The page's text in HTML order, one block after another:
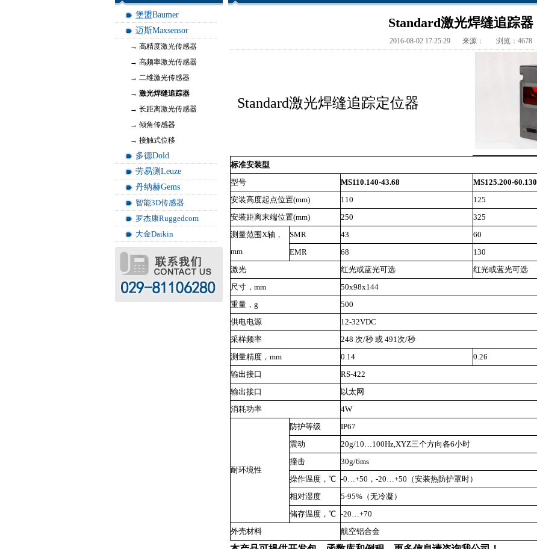
堡盟Baumer
迈斯Maxsensor
→ 高精度激光传感器
→ 高频率激光传感器
→ 二维激光传感器
→ 激光焊缝追踪器
→ 长距离激光传感器
→ 倾角传感器
→ 接触式位移
多德Dold
劳易测Leuze
丹纳赫Gems
智能3D传感器
罗杰康Ruggedcom
大金Daikin
Standard激光焊缝追踪器
2016-08-02 17:25:29 来源： 浏览：4678
Standard激光焊缝追踪定位器
标准安装型
型号
MS110.140-43.68
MS125.200-60.130
安装高度起点位置(mm)
110
125
安装距离末端位置(mm)
250
325
测量范围X轴，
mm
SMR 43
60
EMR
68
130
激光
红光或蓝光可选
红光或蓝光可选
尺寸，mm
50x98x144
重量，g
500
供电电源
12-32VDC
采样频率
248 次/秒 或 491次/秒
测量精度，mm
0.14
0.26
输出接口
RS-422
输出接口
以太网
消耗功率
4W
耐环境性
防护等级
IP67
震动
20g/10…100Hz,XYZ三个方向各6小时
撞击
30g/6ms
操作温度，℃ -0…+50，-20…+50（安装热防护罩时）
相对湿度
5-95%（无冷凝）
储存温度，℃ -20…+70
外壳材料
航空铝合金